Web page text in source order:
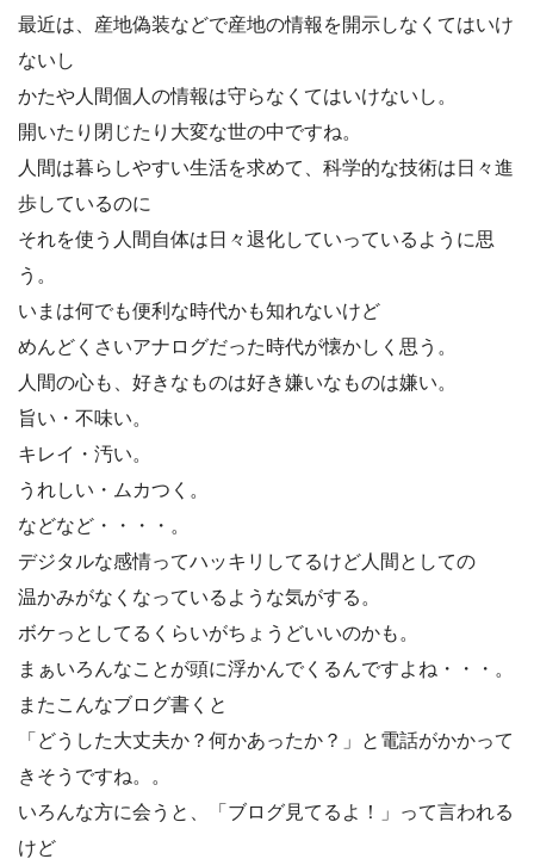
最近は、産地偽装などで産地の情報を開示しなくてはいけ
ないし
かたや人間個人の情報は守らなくてはいけないし。
開いたり閉じたり大変な世の中ですね。
人間は暮らしやすい生活を求めて、科学的な技術は日々進
歩しているのに
それを使う人間自体は日々退化していっているように思
う。
いまは何でも便利な時代かも知れないけど
めんどくさいアナログだった時代が懐かしく思う。
人間の心も、好きなものは好き嫌いなものは嫌い。
旨い・不味い。
キレイ・汚い。
うれしい・ムカつく。
などなど・・・・。
デジタルな感情ってハッキリしてるけど人間としての
温かみがなくなっているような気がする。
ボケっとしてるくらいがちょうどいいのかも。
まぁいろんなことが頭に浮かんでくるんですよね・・・。
またこんなブログ書くと
「どうした大丈夫か？何かあったか？」と電話がかかって
きそうですね。。
いろんな方に会うと、「ブログ見てるよ！」って言われる
けど